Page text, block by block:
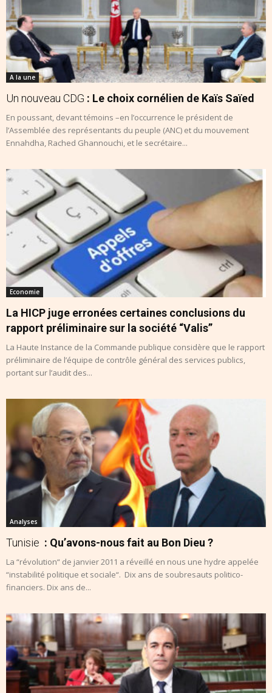
A la une
Un nouveau CDG : Le choix cornélien de Kaïs Saïed
En poussant, devant témoins –en l’occurrence le président de
l’Assemblée des représentants du peuple (ANC) et du mouvement
Ennahdha, Rached Ghannouchi, et le secrétaire...
Economie
La HICP juge erronées certaines conclusions du
rapport préliminaire sur la société “Valis”
La Haute Instance de la Commande publique considère que le rapport
préliminaire de l’équipe de contrôle général des services publics,
portant sur l’audit des...
Analyses
Tunisie : Qu’avons-nous fait au Bon Dieu ?
La “révolution“ de janvier 2011 a réveillé en nous une hydre appelée
“instabilité politique et sociale“. Dix ans de soubresauts politico-
financiers. Dix ans de...